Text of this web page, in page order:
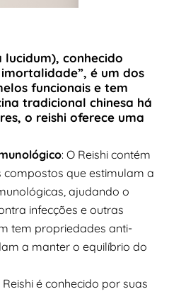
lucidum), conhecido
é um dos
funcionais e tem
tradicional chinesa há
o reishi oferece uma
: O Reishi contém
que estimulam a
ajudando o
infecções e outras
tem propriedades anti-
a manter o equilíbrio do
Reishi é conhecido por suas